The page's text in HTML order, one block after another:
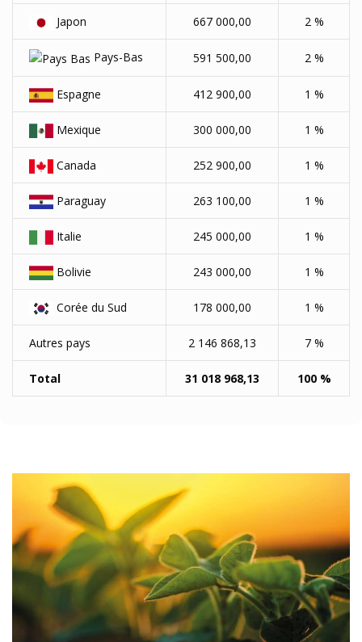
Japon 667 000,00 2 %
Pays-Bas 591 500,00 2 %
Espagne 412 900,00 1 %
Mexique 300 000,00 1 %
Canada 252 900,00 1 %
Paraguay 263 100,00 1 %
Italie 245 000,00 1 %
Bolivie 243 000,00 1 %
Corée du Sud 178 000,00 1 %
Autres pays 2 146 868,13 7 %
Total 31 018 968,13 100 %